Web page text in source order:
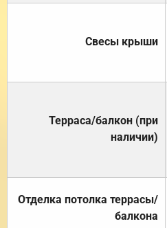
Свесы крыши
Терраса/балкон (при
наличии)
Отделка потолка террасы/
балкона